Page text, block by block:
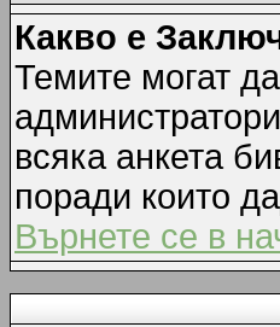
Какво е
Темите могат
всяка анкета
поради които
Върнете се в